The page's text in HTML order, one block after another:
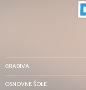
GRADIVA
OSNOVNE ŠOLE